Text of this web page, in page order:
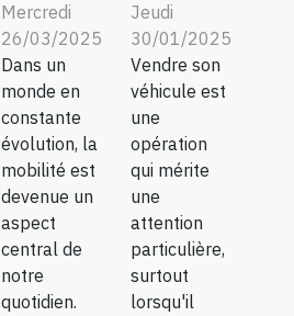
Mercredi
26/03/2025
Dans un
monde en
constante
évolution, la
mobilité est
devenue un
aspect
central de
notre
quotidien.
Jeudi
30/01/2025
Vendre son
véhicule est
une
opération
qui mérite
une
attention
particulière,
surtout
lorsqu'il